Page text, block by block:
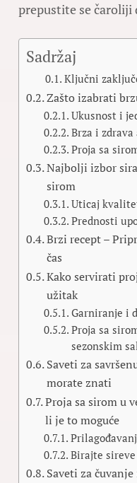
prepustite se čaroliji
Sadržaj
Ključni
Zašto izabrati
Ukusnost i
Brza i
Proja sa
Najbolji izbor
sirom
Uticaj
Prednosti
Brzi recept –
čas
Kako servirati
užitak
Garniranje i
Proja sa
sezonskim
Saveti za
morate znati
Proja sa sirom u
li je to moguće
Birajte
Saveti za